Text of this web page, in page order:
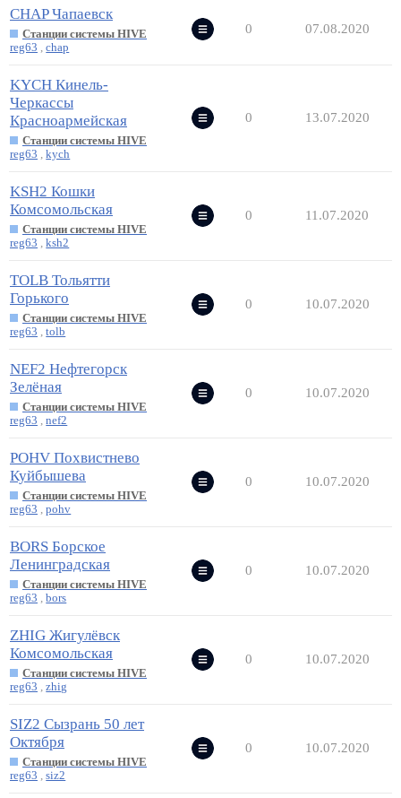
CHAP Чапаевск
Станции системы HIVE
reg63
,chap
0 07.08.2020
KYCH Кинель-
Черкассы
Красноармейская
Станции системы HIVE
reg63
,kych
0 13.07.2020
KSH2 Кошки
Комсомольская
Станции системы HIVE
reg63
,ksh2
0 11.07.2020
TOLB Тольятти
Горького
Станции системы HIVE
reg63
,tolb
0 10.07.2020
NEF2 Нефтегорск
Зелёная
Станции системы HIVE
reg63
,nef2
0 10.07.2020
POHV Похвистнево
Куйбышева
Станции системы HIVE
reg63
,pohv
0 10.07.2020
BORS Борское
Ленинградская
Станции системы HIVE
reg63
,bors
0 10.07.2020
ZHIG Жигулёвск
Комсомольская
Станции системы HIVE
reg63
,zhig
0 10.07.2020
SIZ2 Сызрань 50 лет
Октября
Станции системы HIVE
reg63
,siz2
0 10.07.2020